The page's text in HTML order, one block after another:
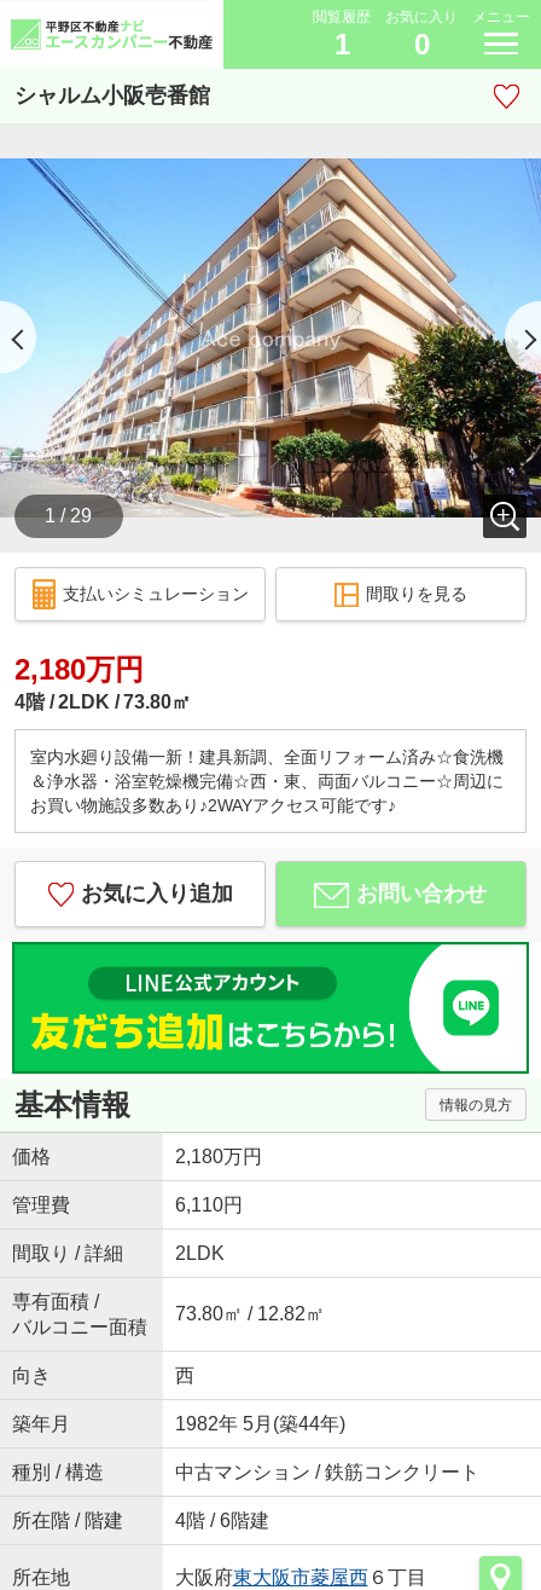
閲覧履歴
1
お気に入り
0
メニュー
シャルム小阪壱番館
1 / 29
支払いシミュレーション 間取りを見る
2,180万円
4階 2LDK 73.80㎡
室内水廻り設備一新！建具新調、全面リフォーム済み☆食洗機
＆浄水器・浴室乾燥機完備☆西・東、両面バルコニー☆周辺に
お買い物施設多数あり♪2WAYアクセス可能です♪
お気に入り追加 お問い合わせ
基本情報 情報の見方
価格 2,180万円
管理費 6,110円
間取り / 詳細 2LDK
専有面積 /
バルコニー面積
73.80㎡ / 12.82㎡
向き 西
築年月 1982年 5月(築44年)
種別 / 構造 中古マンション / 鉄筋コンクリート
所在階 / 階建 4階 / 6階建
所在地 大阪府東大阪市菱屋西６丁目